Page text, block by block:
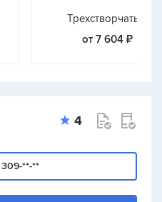
Трехстворчатые
от 7 604 ₽
4
309-**-**